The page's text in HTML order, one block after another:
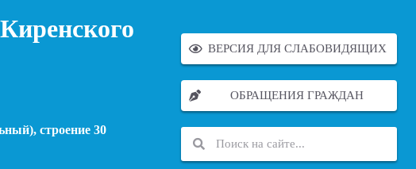
строение 30
ВЕРСИЯ ДЛЯ СЛАБОВИДЯЩИХ
ОБРАЩЕНИЯ ГРАЖДАН